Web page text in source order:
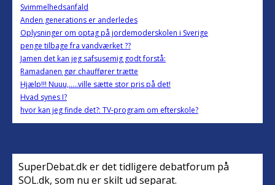
Svimmelhedsanfald
Anden generations er anderledes
Oplysninger om optag på jordemoderskolen i Sverige
penge tilbage fra vandværket ??
Jamen det kan jeg safsusemig godt forstå:
Ramadanen gør chauffører trætte
Hjælp!!! Nuuu,.....ville sætte stor pris på det!
Hvad synes I?
hvor kan jeg finde det?: TV-program om efterskole?
SuperDebat.dk er det tidligere debatforum på
SOL.dk, som nu er skilt ud separat.